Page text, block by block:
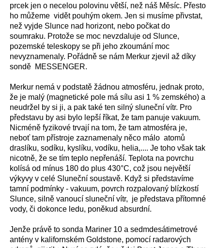
prcek jen o necelou polovinu větší, než náš Měsíc. Přesto
ho můžeme vidět pouhým okem. Jen si musíme přivstat,
než vyjde Slunce nad horizont, nebo počkat do
soumraku. Protože se moc nevzdaluje od Slunce,
pozemské teleskopy se při jeho zkoumání moc
nevyznamenaly. Pořádně se nám Merkur zjevil až díky
sondě MESSENGER.
Merkur nemá v podstatě žádnou atmosféru, jednak proto,
že je malý (magnetické pole má sílu asi 1 % zemského) a
neudržel by si ji, a pak také ten silný sluneční vítr. Pro
představu by asi bylo lepší říkat, že tam panuje vakuum.
Nicméně fyzikové trvají na tom, že tam atmosféra je,
neboť tam přístroje zaznamenaly něco málo atomů
draslíku, sodíku, kyslíku, vodíku, helia,.... Je toho však tak
nicotně, že se tím teplo nepřenáší. Teplota na povrchu
kolísá od mínus 180 do plus 430°C, což jsou největší
výkyvy v celé Sluneční soustavě. Když si představíme
tamní podmínky - vakuum, povrch rozpalovaný blízkostí
Slunce, silně vanoucí sluneční vítr, je představa přítomné
vody, či dokonce ledu, poněkud absurdní.
Jenže právě to sonda Mariner 10 a sedmdesátimetrové
antény v kalifornském Goldstone, pomocí radarových